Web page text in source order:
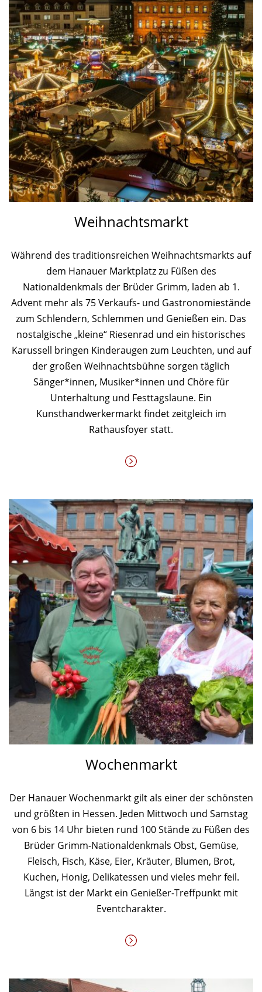
Weihnachtsmarkt
Während des traditionsreichen Weihnachtsmarkts auf
dem Hanauer Marktplatz zu Füßen des
Nationaldenkmals der Brüder Grimm, laden ab 1.
Advent mehr als 75 Verkaufs- und Gastronomiestände
zum Schlendern, Schlemmen und Genießen ein. Das
nostalgische „kleine“ Riesenrad und ein historisches
Karussell bringen Kinderaugen zum Leuchten, und auf
der großen Weihnachtsbühne sorgen täglich
Sänger*innen, Musiker*innen und Chöre für
Unterhaltung und Festtagslaune. Ein
Kunsthandwerkermarkt findet zeitgleich im
Rathausfoyer statt.
Wochenmarkt
Der Hanauer Wochenmarkt gilt als einer der schönsten
und größten in Hessen. Jeden Mittwoch und Samstag
von 6 bis 14 Uhr bieten rund 100 Stände zu Füßen des
Brüder Grimm-Nationaldenkmals Obst, Gemüse,
Fleisch, Fisch, Käse, Eier, Kräuter, Blumen, Brot,
Kuchen, Honig, Delikatessen und vieles mehr feil.
Längst ist der Markt ein Genießer-Treffpunkt mit
Eventcharakter.